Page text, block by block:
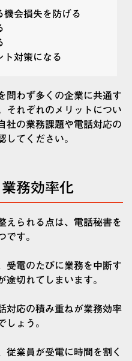
機会損失を防げる
ト対策になる
問わず多くの企業に共通す
それぞれのメリットについ
社の業務課題や電話対応の
してください。
務効率化
えられる点は、電話秘書を
です。
受電のたびに業務を中断す
途切れてしまいます。
対応の積み重ねが業務効率
しょう。
従業員が受電に時間を割く